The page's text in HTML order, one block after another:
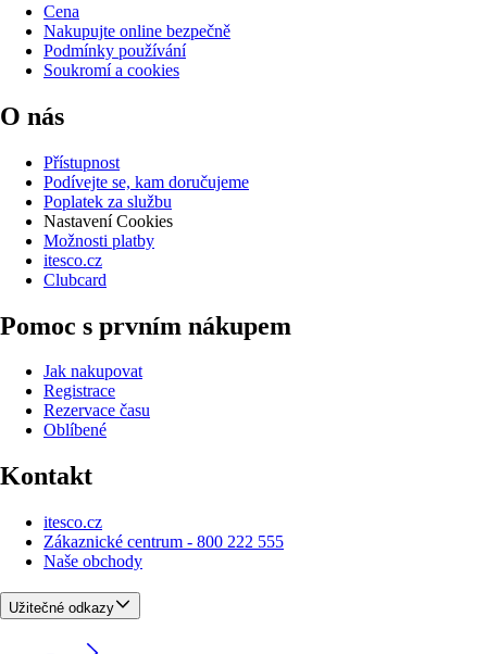
Cena
Nakupujte online bezpečně
Podmínky používání
Soukromí a cookies
O nás
Přístupnost
Podívejte se, kam doručujeme
Poplatek za službu
Nastavení Cookies
Možnosti platby
itesco.cz
Clubcard
Pomoc s prvním nákupem
Jak nakupovat
Registrace
Rezervace času
Oblíbené
Kontakt
itesco.cz
Zákaznické centrum - 800 222 555
Naše obchody
Užitečné odkazy